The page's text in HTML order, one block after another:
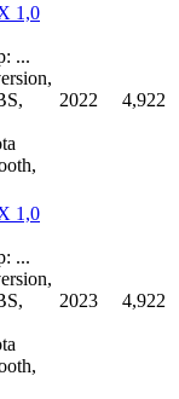
1,0
...
2022 4,922
1,0
...
2023 4,922